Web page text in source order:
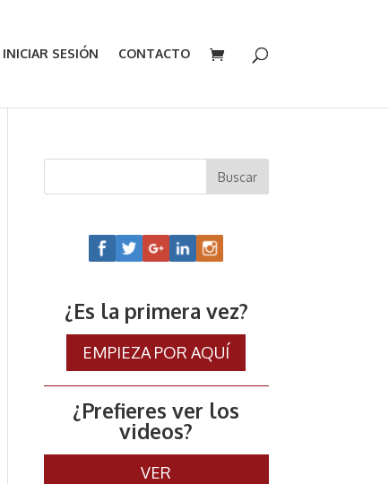
INICIAR SESIÓN CONTACTO
¿Es la primera vez?
EMPIEZA POR AQUÍ
¿Prefieres ver los
videos?
VER